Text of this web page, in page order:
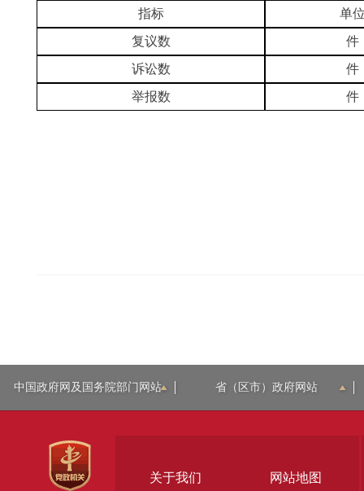
指标
单
复议数
件
诉讼数
件
举报数
件
中国政府网及国务院部门网站 省（区市）政府网站
关于我们 网站地图